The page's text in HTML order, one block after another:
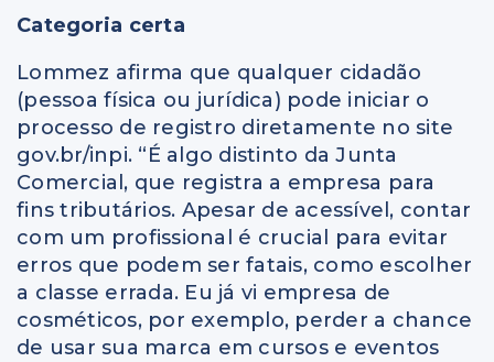
Categoria certa
Lommez afirma que qualquer cidadão
(pessoa física ou jurídica) pode iniciar o
processo de registro diretamente no site
gov.br/inpi. “É algo distinto da Junta
Comercial, que registra a empresa para
fins tributários. Apesar de acessível, contar
com um profissional é crucial para evitar
erros que podem ser fatais, como escolher
a classe errada. Eu já vi empresa de
cosméticos, por exemplo, perder a chance
de usar sua marca em cursos e eventos